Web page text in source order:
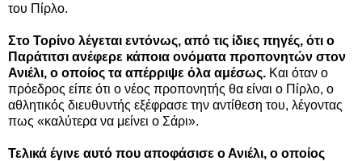
του Πίρλο.
Στο Τορίνο λέγεται εντόνως, από τις ίδιες πηγές, ότι ο
Παράτιτσι ανέφερε κάποια ονόματα προπονητών στον
Ανιέλι, ο οποίος τα απέρριψε όλα αμέσως. Και όταν ο
πρόεδρος είπε ότι ο νέος προπονητής θα είναι ο Πίρλο, ο
αθλητικός διευθυντής εξέφρασε την αντίθεση του, λέγοντας
πως «καλύτερα να μείνει ο Σάρι».
Τελικά έγινε αυτό που αποφάσισε ο Ανιέλι, ο οποίος